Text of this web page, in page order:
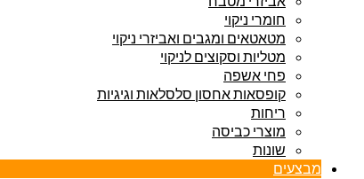
חומרי ניקוי
מטאטאים ומגבים ואביזרי ניקוי
מטליות וסקוצים לניקוי
פחי אשפה
קופסאות אחסון סלסלאות וגיגיות
ריחות
מוצרי כביסה
שונות
מבצעים